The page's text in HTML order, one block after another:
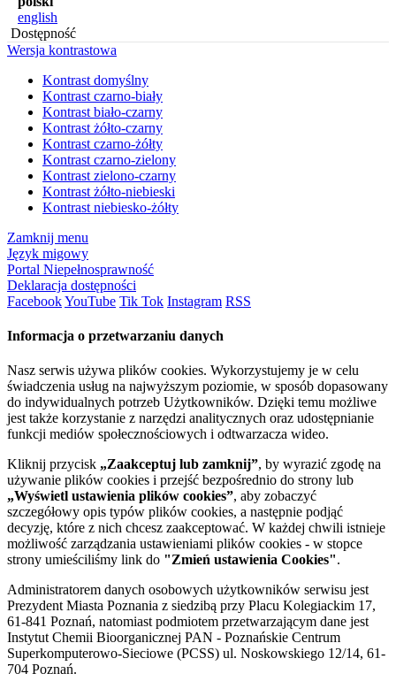
english
Dostępność
Wersja kontrastowa
Kontrast domyślny
Kontrast czarno-biały
Kontrast biało-czarny
Kontrast żółto-czarny
Kontrast czarno-żółty
Kontrast czarno-zielony
Kontrast zielono-czarny
Kontrast żółto-niebieski
Kontrast niebiesko-żółty
Zamknij menu
Język migowy
Portal Niepełnosprawność
Deklaracja dostępności
FacebookYouTube Tik Tok Instagram RSS
Informacja o przetwarzaniu danych
Nasz serwis używa plików cookies. Wykorzystujemy je w celu
świadczenia usług na najwyższym poziomie, w sposób dopasowany
do indywidualnych potrzeb Użytkowników. Dzięki temu możliwe
jest także korzystanie z narzędzi analitycznych oraz udostępnianie
funkcji mediów społecznościowych i odtwarzacza wideo.
Kliknij przycisk „Zaakceptuj lub zamknij”, by wyrazić zgodę na
używanie plików cookies i przejść bezpośrednio do strony lub
„Wyświetl ustawienia plików cookies”, aby zobaczyć
szczegółowy opis typów plików cookies, a następnie podjąć
decyzję, które z nich chcesz zaakceptować. W każdej chwili istnieje
możliwość zarządzania ustawieniami plików cookies - w stopce
strony umieściliśmy link do "Zmień ustawienia Cookies".
Administratorem danych osobowych użytkowników serwisu jest
Prezydent Miasta Poznania z siedzibą przy Placu Kolegiackim 17,
61-841 Poznań, natomiast podmiotem przetwarzającym dane jest
Instytut Chemii Bioorganicznej PAN - Poznańskie Centrum
Superkomputerowo-Sieciowe (PCSS) ul. Noskowskiego 12/14, 61-
704 Poznań.